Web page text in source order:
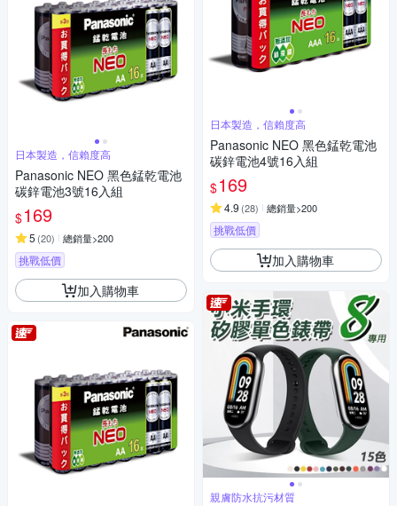
日本製造，信賴度高
Panasonic NEO 黑色錳乾電池
碳鋅電池3號16入組
$169
5 (20) 總銷量>200
挑戰低價
加入購物車
日本製造，信賴度高
Panasonic NEO 黑色錳乾電池
碳鋅電池4號16入組
$169
4.9 (28) 總銷量>200
挑戰低價
加入購物車
親膚防水抗污材質